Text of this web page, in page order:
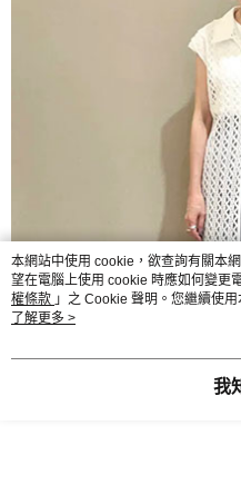
本網站中使用 cookie，欲查詢有關本
望在電腦上使用 cookie 時應如何變更
權條款 」之 Cookie 聲明。您繼續使
用條款之 Cookie 聲明使用 cookie。
了解更多 >
我